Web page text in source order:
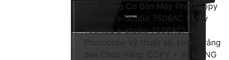
Tính Năng Cơ Bản Máy Photocopy
Toshiba e-Studio 7506AC ( Máy
Toshiba e-studio 7506AC) Máy
Photocopy kỹ thuật số, Laser trắng
đen Chức năng: COPY + IN MẠNG